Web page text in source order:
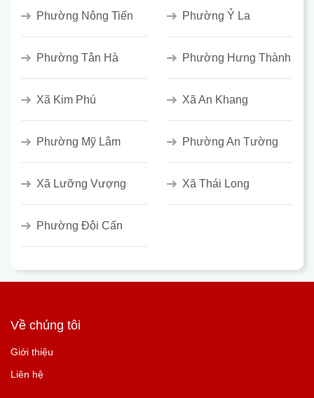
Phường Nông Tiến Phường Ỷ La
Phường Tân Hà Phường Hưng Thành
Xã Kim Phú Xã An Khang
Phường Mỹ Lâm Phường An Tường
Xã Lưỡng Vượng Xã Thái Long
Phường Đội Cấn
Về chúng tôi
Giới thiệu
Liên hệ